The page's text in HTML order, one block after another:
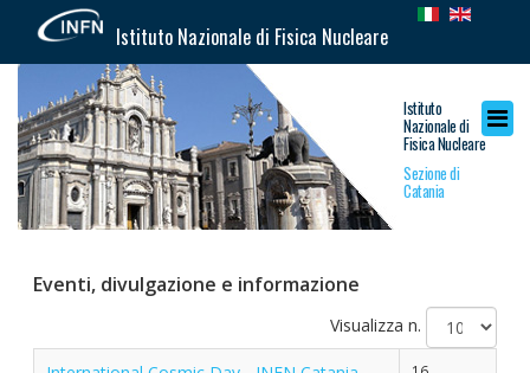
Istituto Nazionale di Fisica Nucleare
Istituto
Nazionale di
Fisica Nucleare
Sezione di
Catania
Eventi, divulgazione e informazione
Visualizza n.